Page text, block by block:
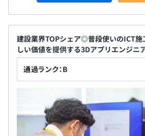
建設業界TOPシェア◎普段使いのICT施
しい価値を提供する3Dアプリエンジニ
通過ランク：B